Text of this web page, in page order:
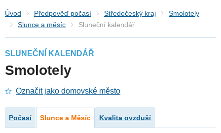
Úvod Předpověď počasí Středočeský kraj
Smolotely
Slunce a měsíc
Sluneční kalendář
SLUNEČNÍ KALENDÁŘ
Smolotely
Označit jako domovské město
Počasí Slunce a Měsíc Kvalita ovzduší